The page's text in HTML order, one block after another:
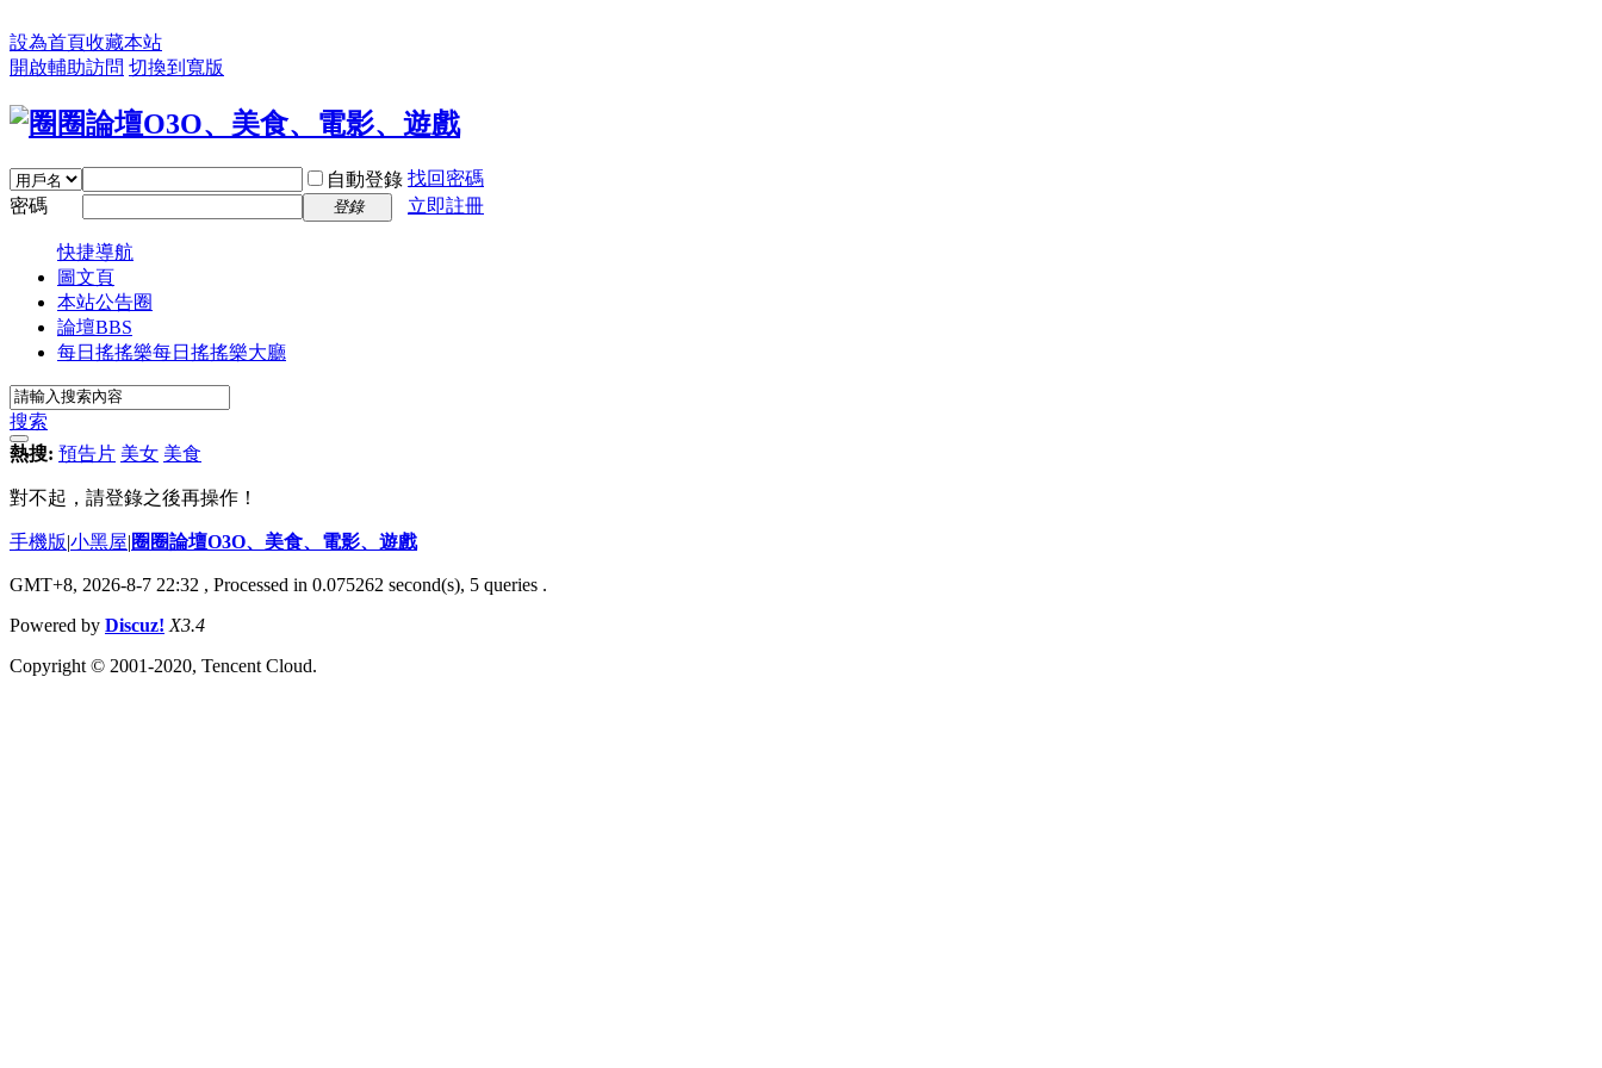
設為首頁收藏本站
開啟輔助訪問 切換到寬版
自動登錄 找回密碼
密碼
登錄 立即註冊
快捷導航
圖文頁
本站公告圈
論壇BBS
每日搖搖樂每日搖搖樂大廳
搜索
熱搜: 預告片 美女 美食
對不起，請登錄之後再操作！
手機版|小黑屋|圈圈論壇O3O、美食、電影、遊戲
GMT+8, 2026-8-7 22:32 , Processed in 0.075262 second(s), 5 queries .
Powered by Discuz! X3.4
Copyright © 2001-2020, Tencent Cloud.